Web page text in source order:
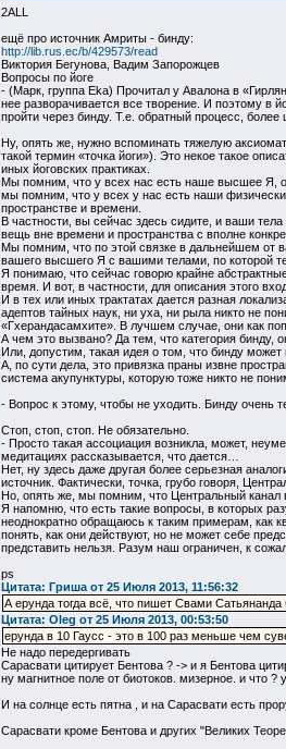
2ALL
ещё про источник Амриты - бинду:
http://lib.rus.ec/b/429573/read
Виктория Бегунова, Вадим Запорожцев
Вопросы по йоге
- (Марк, группа Eka) Прочитал у Авалона в
нее разворачивается все творение. И поэтому в
пройти через бинду. Т.е. обратный процесс,
Ну, опять же, нужно вспоминать тяжелую
такой термин «точка йоги»). Это некое такое
иных йоговских практиках.
Мы помним, что у всех нас есть наше высшее Я,
мы помним, что у всех у нас есть наши
пространстве и времени.
В частности, вы сейчас здесь сидите, и ваши
вещь вне времени и пространства с вполне
Мы помним, что по этой связке в дальнейшем от
вашего высшего Я с вашими телами, по которой
Я понимаю, что сейчас говорю крайне
время. И вот, в частности, для описания этого
И в тех или иных трактатах дается разная
адептов тайных наук, ни уха, ни рыла никто не
«Гхерандасамхите». В лучшем случае, они как
А чем это вызвано? Да тем, что категория бинду,
Или, допустим, такая идея о том, что бинду
А, по сути дела, это привязка праны извне
система акупунктуры, которую тоже никто не
- Вопрос к этому, чтобы не уходить. Бинду очень
Стоп, стоп, стоп. Не обязательно.
- Просто такая ассоциация возникла, может,
медитациях рассказывается, что дается…
Нет, ну здесь даже другая более серьезная
источник. Фактически, точка, грубо говоря,
Но, опять же, мы помним, что Центральный канал
Я напомню, что есть такие вопросы, в которых
неоднократно обращаюсь к таким примерам, как
понять, как они действуют, но не может себе
представить нельзя. Разум наш ограничен, к
ps
Цитата: Гриша от 25 Июля 2013, 11:56:32
А ерунда тогда всё, что пишет Свами Сатьянанда
Цитата: Oleg от 25 Июля 2013, 00:53:50
ерунда в 10 Гаусс - это в 100 раз меньше чем
Не надо передергивать
Сарасвати цитирует Бентова ? -> и я Бентова
ну магнитное поле от биотоков. мизерное. и что
И на солнце есть пятна , и на Сарасвати есть
Сарасвати кроме Бентова и других "Великих